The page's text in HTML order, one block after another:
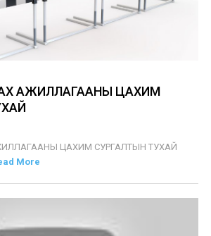
АЖИЛЛАГААНЫ ЦАХИМ
ЦАХИМ СУРГАЛТЫН ТУХАЙ​
More